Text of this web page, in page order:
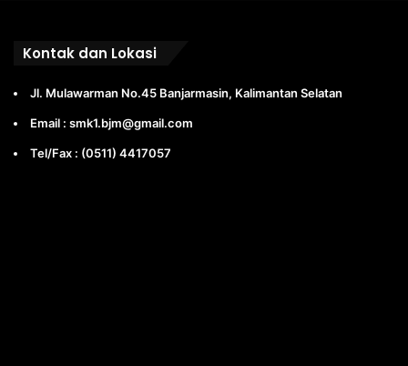
Kontak dan Lokasi
Jl. Mulawarman No.45 Banjarmasin, Kalimantan Selatan
Email : smk1.bjm@gmail.com
Tel/Fax : (0511) 4417057